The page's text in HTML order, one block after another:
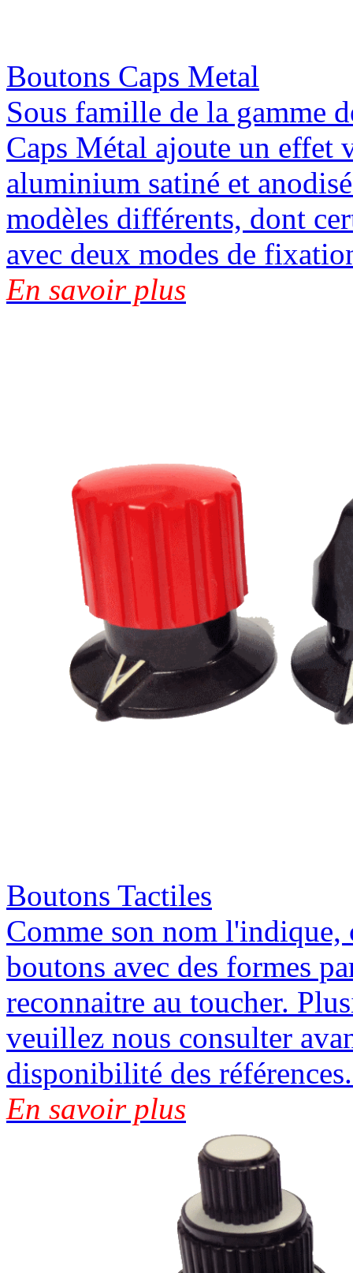
Boutons Caps Metal
Sous famille de la gamme
Caps Métal ajoute un effet
aluminium satiné et
modèles différents, dont
avec deux modes de
En savoir plus
Boutons Tactiles
Comme son nom l'indique,
boutons avec des formes
reconnaitre au toucher.
veuillez nous consulter
disponibilité des
En savoir plus